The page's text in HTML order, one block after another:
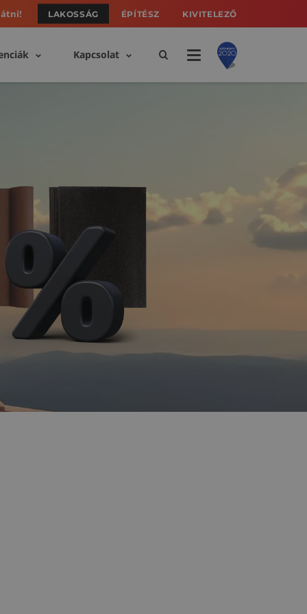
LAKOSSÁG ÉPÍTÉSZ KIVITELEZŐ
Kapcsolat